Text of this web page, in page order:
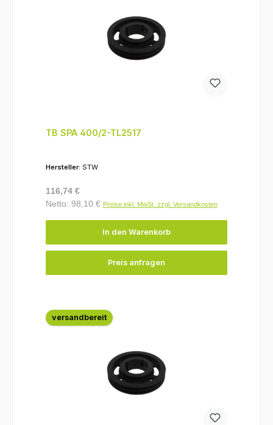
TB SPA 400/2-TL2517
Hersteller: STW
Regulärer Preis:
116,74 €
Netto: 98,10 € Preise inkl. MwSt. zzgl. Versandkosten
In den Warenkorb
Preis anfragen
versandbereit